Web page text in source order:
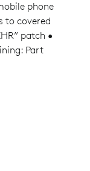
phone
to covered
patch •
Part